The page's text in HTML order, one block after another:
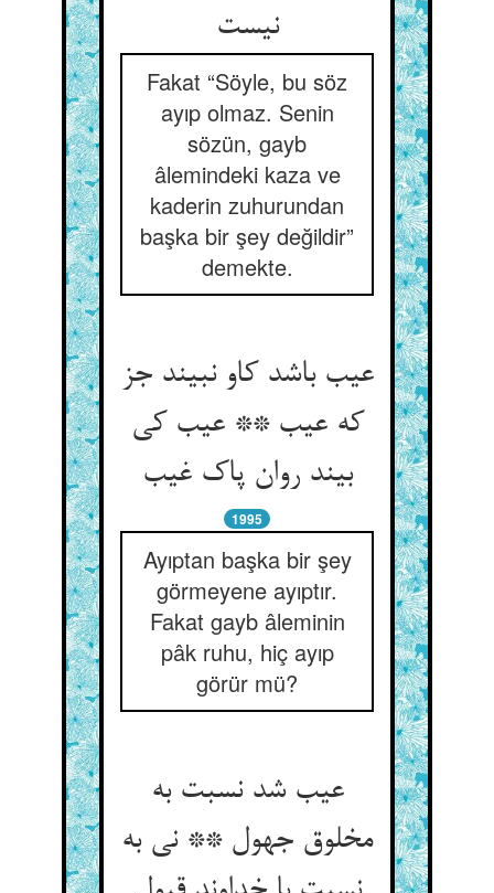
نیست‌‌
Fakat “Söyle, bu söz
ayıp olmaz. Senin
sözün, gayb
âlemindeki kaza ve
kaderin zuhurundan
başka bir şey değildir”
demekte.
عیب باشد کاو نبیند جز
که عیب ** عیب کی
بیند روان پاک غیب‌‌
1995
Ayıptan başka bir şey
görmeyene ayıptır.
Fakat gayb âleminin
pâk ruhu, hiç ayıp
görür mü?
عیب شد نسبت به
مخلوق جهول ** نی به